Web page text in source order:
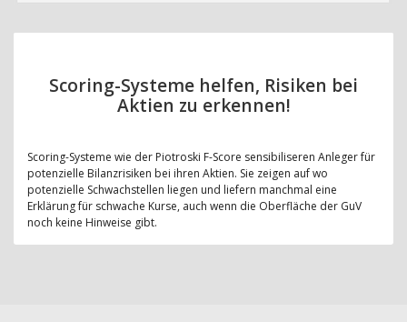
Scoring-Systeme helfen, Risiken bei
Aktien zu erkennen!
Scoring-Systeme wie der Piotroski F-Score sensibiliseren Anleger für
potenzielle Bilanzrisiken bei ihren Aktien. Sie zeigen auf wo
potenzielle Schwachstellen liegen und liefern manchmal eine
Erklärung für schwache Kurse, auch wenn die Oberfläche der GuV
noch keine Hinweise gibt.